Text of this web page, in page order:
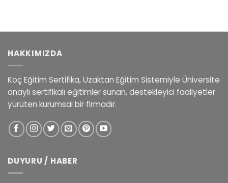
HAKKIMIZDA
Koç Eğitim Sertifika, Uzaktan Eğitim Sistemiyle Üniversite
onaylı sertifikalı eğitimler sunan, destekleyici faaliyetler
yürüten kurumsal bir firmadır.
DUYURU / HABER